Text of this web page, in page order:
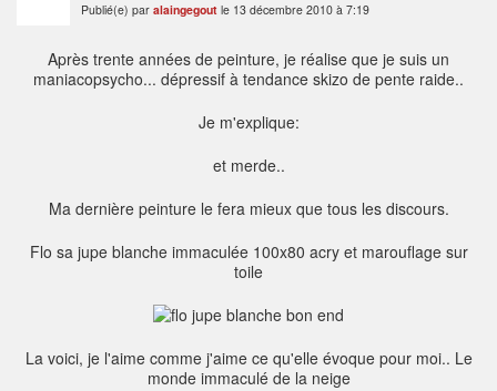
Publié(e) par alaingegout le 13 décembre 2010 à 7:19
Après trente années de peinture, je réalise que je suis un
maniacopsycho... dépressif à tendance skizo de pente raide..
Je m'explique:
et merde..
Ma dernière peinture le fera mieux que tous les discours.
Flo sa jupe blanche immaculée 100x80 acry et marouflage sur
toile
La voici, je l'aime comme j'aime ce qu'elle évoque pour moi.. Le
monde immaculé de la neige